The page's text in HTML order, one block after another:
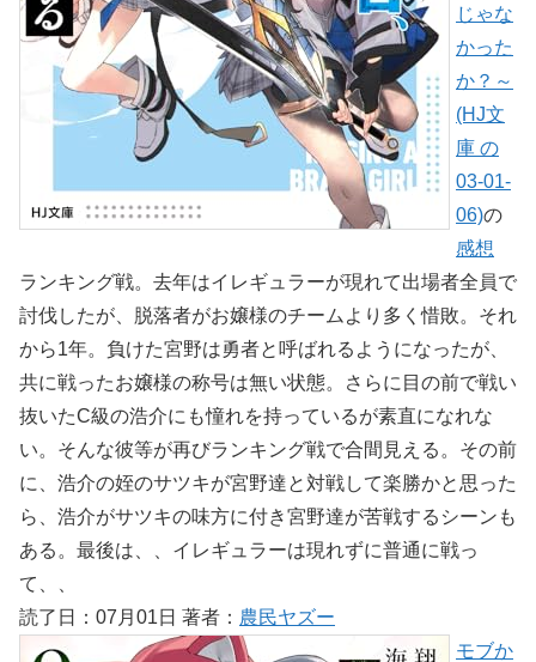
じゃな
かった
か？～
(HJ文
庫 の
03-01-
06)の
感想
ランキング戦。去年はイレギュラーが現れて出場者全員で
討伐したが、脱落者がお嬢様のチームより多く惜敗。それ
から1年。負けた宮野は勇者と呼ばれるようになったが、
共に戦ったお嬢様の称号は無い状態。さらに目の前で戦い
抜いたC級の浩介にも憧れを持っているが素直になれな
い。そんな彼等が再びランキング戦で合間見える。その前
に、浩介の姪のサツキが宮野達と対戦して楽勝かと思った
ら、浩介がサツキの味方に付き宮野達が苦戦するシーンも
ある。最後は、、イレギュラーは現れずに普通に戦っ
て、、
読了日：07月01日 著者： 農民ヤズー
モブか